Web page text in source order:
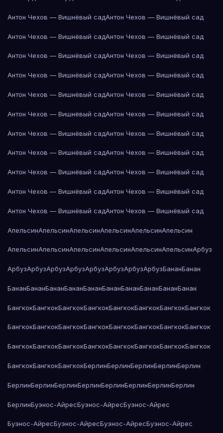
Антон Чехов — Вишнёвый садАнтон Чехов — Вишнёвый сад
Антон Чехов — Вишнёвый садАнтон Чехов — Вишнёвый сад
Антон Чехов — Вишнёвый садАнтон Чехов — Вишнёвый сад
Антон Чехов — Вишнёвый садАнтон Чехов — Вишнёвый сад
Антон Чехов — Вишнёвый садАнтон Чехов — Вишнёвый сад
Антон Чехов — Вишнёвый садАнтон Чехов — Вишнёвый сад
Антон Чехов — Вишнёвый садАнтон Чехов — Вишнёвый сад
Антон Чехов — Вишнёвый садАнтон Чехов — Вишнёвый сад
Антон Чехов — Вишнёвый садАнтон Чехов — Вишнёвый сад
Антон Чехов — Вишнёвый садАнтон Чехов — Вишнёвый сад
Антон Чехов — Вишнёвый садАнтон Чехов — Вишнёвый сад
АпельсинАпельсинАпельсинАпельсинАпельсинАпельсин
АпельсинАпельсинАпельсинАпельсинАпельсинАпельсинАрбуз
АрбузАрбузАрбузАрбузАрбузАрбузАрбузАрбузБананБанан
БананБананБананБананБананБананБананБананБананБанан
БангкокБангкокБангкокБангкокБангкокБангкокБангкокБангкок
БангкокБангкокБангкокБангкокБангкокБангкокБангкокБангкок
БангкокБангкокБангкокБангкокБангкокБангкокБангкокБангкок
БангкокБангкокБангкокБерлинБерлинБерлинБерлинБерлин
БерлинБерлинБерлинБерлинБерлинБерлинБерлинБерлин
БерлинБуэнос-АйресБуэнос-АйресБуэнос-Айрес
Буэнос-АйресБуэнос-АйресБуэнос-АйресБуэнос-Айрес